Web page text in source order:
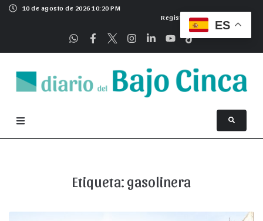
10 de agosto de 2026 10:20 PM
Registrarse
Etiqueta: gasolinera
ES